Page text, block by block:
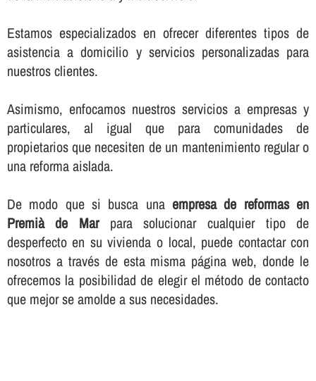
Estamos especializados en ofrecer diferentes tipos de
asistencia a domicilio y servicios personalizadas para
nuestros clientes.
Asimismo, enfocamos nuestros servicios a empresas y
particulares, al igual que para comunidades de
propietarios que necesiten de un mantenimiento regular o
una reforma aislada.
De modo que si busca unaempresa de reformas en
Premià de Marpara solucionar cualquier tipo de
desperfecto en su vivienda o local, puede contactar con
nosotros a través de esta misma página web, donde le
ofrecemos la posibilidad de elegir el método de contacto
que mejor se amolde a sus necesidades.